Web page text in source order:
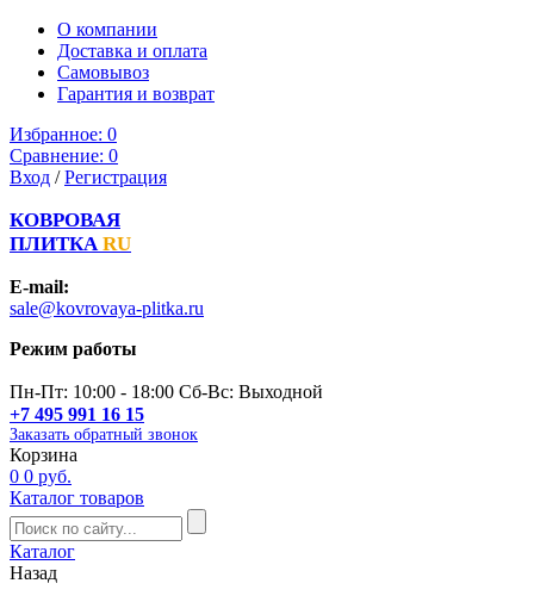
О компании
Доставка и оплата
Самовывоз
Гарантия и возврат
Избранное: 0
Сравнение: 0
Вход /Регистрация
КОВРОВАЯ
ПЛИТКА RU
E-mail:
sale@kovrovaya-plitka.ru
Режим работы
Пн-Пт: 10:00 - 18:00 Сб-Вс: Выходной
+7 495 991 16 15
Заказать обратный звонок
Корзина
0 0 руб.
Каталог товаров
Каталог
Назад